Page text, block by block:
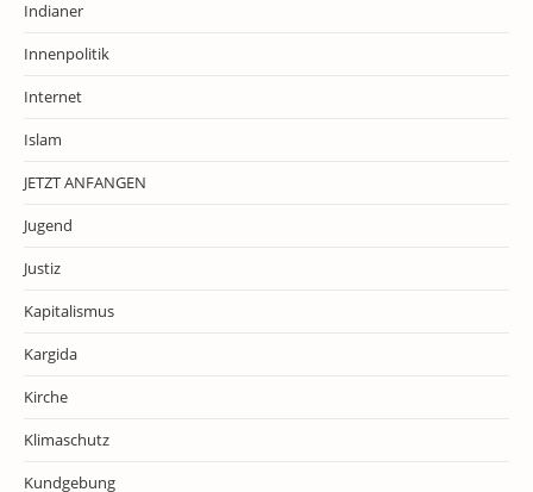
Indianer
Innenpolitik
Internet
Islam
JETZT ANFANGEN
Jugend
Justiz
Kapitalismus
Kargida
Kirche
Klimaschutz
Kundgebung